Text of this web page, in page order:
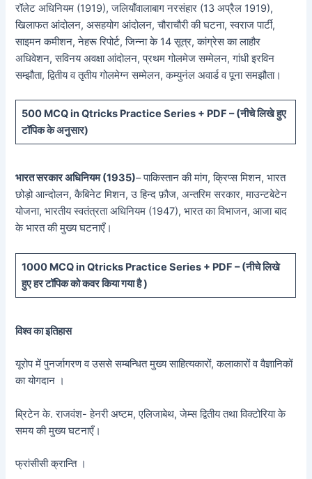
रॉलेट अधिनियम (1919), जलियाँवालाबाग नरसंहार (13 अप्रैल 1919),
खिलाफत आंदोलन, असहयोग आंदोलन, चौराचौरी की घटना, स्वराज पार्टी,
साइमन कमीशन, नेहरू रिपोर्ट, जिन्ना के 14 सूत्र, कांग्रेस का लाहौर
अधिवेशन, सविनय अवक्षा आंदोलन, प्रथम गोलमेज सम्मेलन, गांधी इरविन
सम्झौता, द्वितीय व तृतीय गोलमेग्न सम्मेलन, कम्युनंल अवार्ड व पूना समझौता।
500 MCQ in Qtricks Practice Series + PDF – (नीचेलिखे हुए
टॉपिक के अनुसार)
भारत सरकार अधिनियम (1935)– पाकिस्तान की मांग, क्रिप्स मिशन, भारत
छोड़ो आन्दोलन, कैबिनेट मिशन, उ हिन्द फ़ौज, अन्तरिम सरकार, माउन्टबेटेन
योजना, भारतीय स्वतंत्रता अधिनियम (1947), भारत का विभाजन, आजा बाद
के भारत की मुख्य घटनाएँ।
1000 MCQ in Qtricks Practice Series + PDF – (नीचेलिखे
हुएहर टॉपिक को कवर किया गया है )
विश्व का इतिहास
यूरोप में पुनर्जागरण व उससे सम्बन्धित मुख्य साहित्यकारों, कलाकारों व वैज्ञानिकों
का योगदान ।
ब्रिटेन के. राजवंश- हेनरी अष्टम, एलिजाबेथ, जेम्स द्वितीय तथा विक्टोरिया के
समय की मुख्य घटनाएँ।
फ्रांसीसी क्रान्ति ।